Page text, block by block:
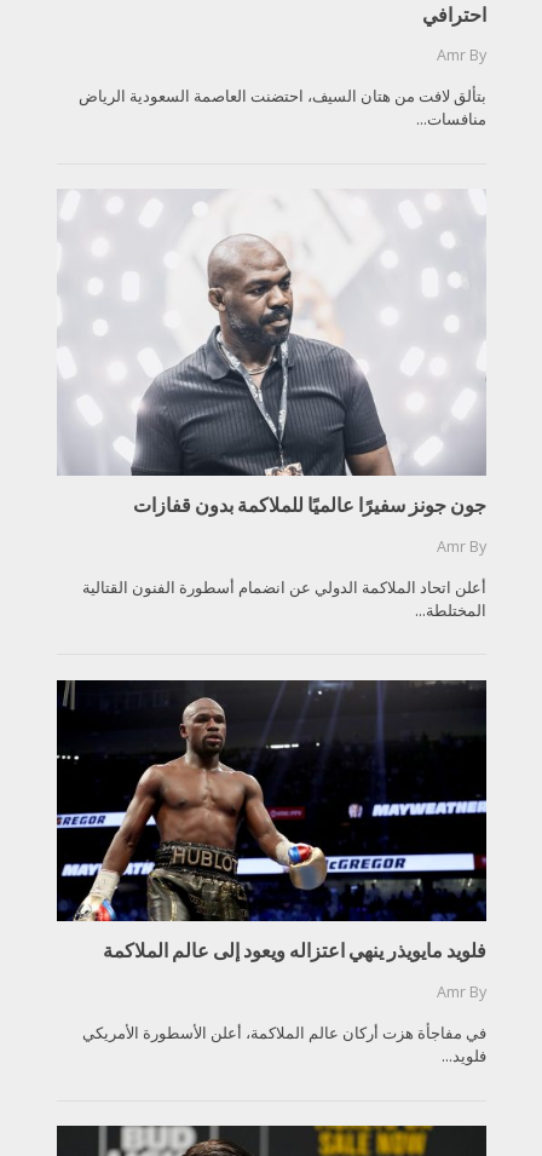
احترافي
By
Amr
بتألق لافت من هتان السيف، احتضنت العاصمة السعودية الرياض
منافسات...
جون جونز سفيرًا عالميًا للملاكمة بدون قفازات
By
Amr
أعلن اتحاد الملاكمة الدولي عن انضمام أسطورة الفنون القتالية
المختلطة...
فلويد مايويذر ينهي اعتزاله ويعود إلى عالم الملاكمة
By
Amr
في مفاجأة هزت أركان عالم الملاكمة، أعلن الأسطورة الأمريكي
فلويد...